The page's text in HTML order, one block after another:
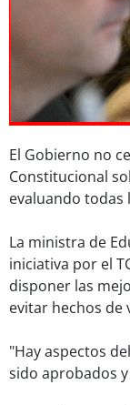
El Gobierno no
Constitucional
evaluando todas
La ministra de
iniciativa por el
disponer las
evitar hechos de
"Hay aspectos
sido aprobados